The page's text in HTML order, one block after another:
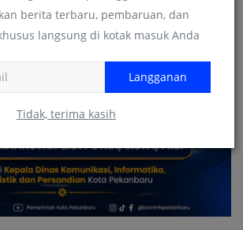
berita terbaru, pembaruan, dan
langsung di kotak masuk Anda
Langganan
Tidak, terima kasih